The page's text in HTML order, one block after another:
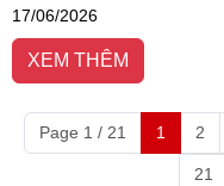
thu hút sự chú ý nhờ định vị
cách sang trọng và giàu công
nghệ.
17/06/2026
XEM THÊM
Page 1 / 21 1 2
21